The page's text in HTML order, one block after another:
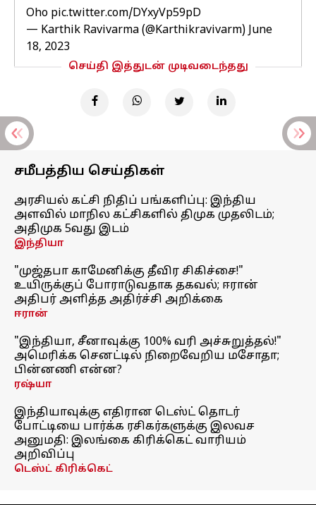
Oho pic.twitter.com/DYxyVp59pD
— Karthik Ravivarma (@Karthikravivarm) June
18, 2023
செய்தி இத்துடன் முடிவடைந்தது
சமீபத்திய செய்திகள்
அரசியல் கட்சி நிதிப் பங்களிப்பு: இந்திய
அளவில் மாநில கட்சிகளில் திமுக முதலிடம்;
அதிமுக 5வது இடம்
இந்தியா
"முஜ்தபா காமேனிக்கு தீவிர சிகிச்சை!"
உயிருக்குப் போராடுவதாக தகவல்; ஈரான்
அதிபர் அளித்த அதிர்ச்சி அறிக்கை
ஈரான்
"இந்தியா, சீனாவுக்கு 100% வரி அச்சுறுத்தல்!"
அமெரிக்க செனட்டில் நிறைவேறிய மசோதா;
பின்னணி என்ன?
ரஷ்யா
இந்தியாவுக்கு எதிரான டெஸ்ட் தொடர்
போட்டியை பார்க்க ரசிகர்களுக்கு இலவச
அனுமதி: இலங்கை கிரிக்கெட் வாரியம்
அறிவிப்பு
டெஸ்ட் கிரிக்கெட்